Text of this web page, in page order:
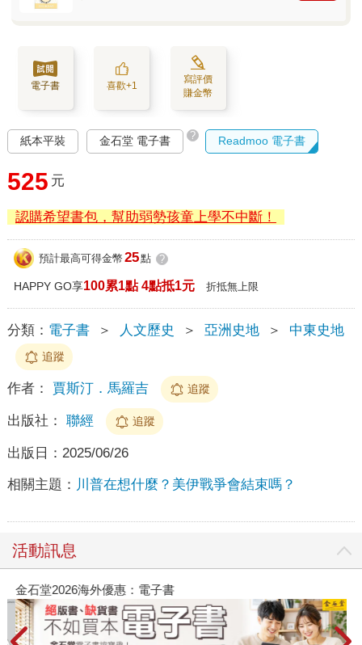
電子書 喜歡+1
寫評價
賺金幣
紙本平裝 金石堂 電子書 ? Readmoo 電子書
525 元
認購希望書包，幫助弱勢孩童上學不中斷！
預計最高可得金幣 25點 ?
HAPPY GO享100累1點 4點抵1元 折抵無上限
分類： 電子書 ＞ 人文歷史 ＞ 亞洲史地 ＞ 中東史地
追蹤
作者： 賈斯汀．馬羅吉 追蹤
出版社： 聯經 追蹤
出版日： 2025/06/26
相關主題： 川普在想什麼？美伊戰爭會結束嗎？
活動訊息
金石堂2026海外優惠：電子書